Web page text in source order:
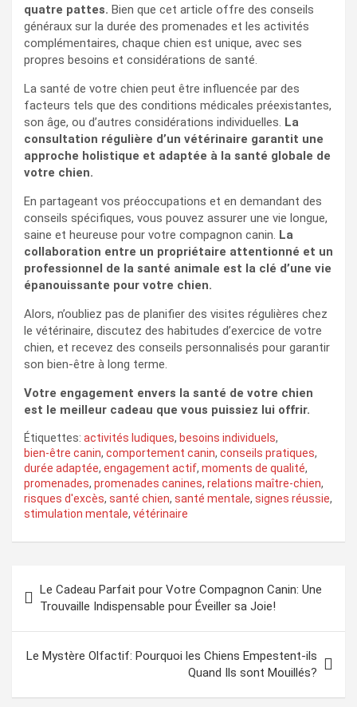
quatre pattes. Bien que cet article offre des conseils
généraux sur la durée des promenades et les activités
complémentaires, chaque chien est unique, avec ses
propres besoins et considérations de santé.
La santé de votre chien peut être influencée par des
facteurs tels que des conditions médicales préexistantes,
son âge, ou d’autres considérations individuelles. La
consultation régulière d’un vétérinaire garantit une
approche holistique et adaptée à la santé globale de
votre chien.
En partageant vos préoccupations et en demandant des
conseils spécifiques, vous pouvez assurer une vie longue,
saine et heureuse pour votre compagnon canin. La
collaboration entre un propriétaire attentionné et un
professionnel de la santé animale est la clé d’une vie
épanouissante pour votre chien.
Alors, n’oubliez pas de planifier des visites régulières chez
le vétérinaire, discutez des habitudes d’exercice de votre
chien, et recevez des conseils personnalisés pour garantir
son bien-être à long terme.
Votre engagement envers la santé de votre chien
est le meilleur cadeau que vous puissiez lui offrir.
Étiquettes: activités ludiques, besoins individuels,
bien-être canin, comportement canin, conseils pratiques,
durée adaptée, engagement actif, moments de qualité,
promenades, promenades canines, relations maître-chien,
risques d'excès, santé chien, santé mentale, signes réussie,
stimulation mentale, vétérinaire
de
l’article
Le Cadeau Parfait pour Votre Compagnon Canin: Une
Trouvaille Indispensable pour Éveiller sa Joie!
Le Mystère Olfactif: Pourquoi les Chiens Empestent-ils
Quand Ils sont Mouillés?